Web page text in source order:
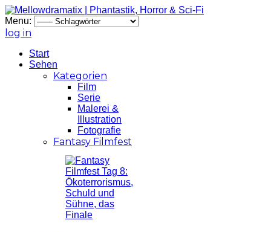
Menu:
log in
Start
Sehen
Kategorien
Film
Serie
Malerei &
Illustration
Fotografie
Fantasy Filmfest